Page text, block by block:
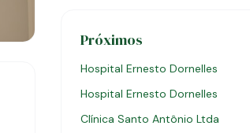
Próximos
Hospital Ernesto Dornelles
Hospital Ernesto Dornelles
Clínica Santo Antônio Ltda